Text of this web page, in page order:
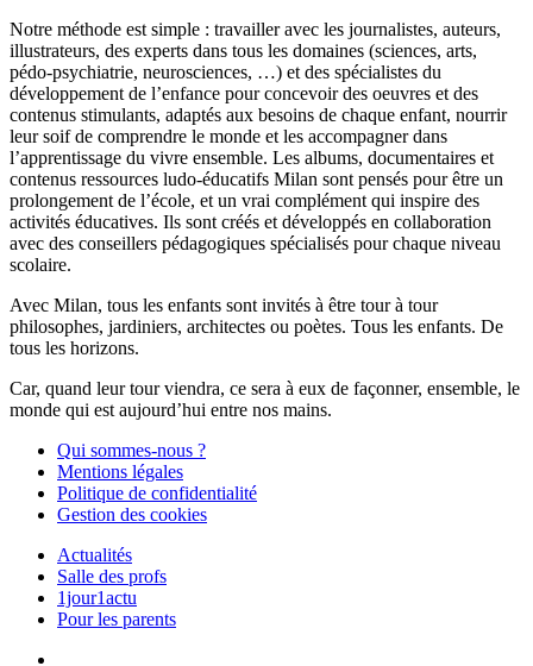
Notre méthode est simple : travailler avec les journalistes, auteurs,
illustrateurs, des experts dans tous les domaines (sciences, arts,
pédo-psychiatrie, neurosciences, …) et des spécialistes du
développement de l’enfance pour concevoir des oeuvres et des
contenus stimulants, adaptés aux besoins de chaque enfant, nourrir
leur soif de comprendre le monde et les accompagner dans
l’apprentissage du vivre ensemble. Les albums, documentaires et
contenus ressources ludo-éducatifs Milan sont pensés pour être un
prolongement de l’école, et un vrai complément qui inspire des
activités éducatives. Ils sont créés et développés en collaboration
avec des conseillers pédagogiques spécialisés pour chaque niveau
scolaire.
Avec Milan, tous les enfants sont invités à être tour à tour
philosophes, jardiniers, architectes ou poètes. Tous les enfants. De
tous les horizons.
Car, quand leur tour viendra, ce sera à eux de façonner, ensemble, le
monde qui est aujourd’hui entre nos mains.
Qui sommes-nous ?
Mentions légales
Politique de confidentialité
Gestion des cookies
Actualités
Salle des profs
1jour1actu
Pour les parents